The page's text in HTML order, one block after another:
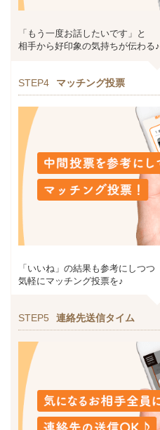
「もう一度お話したいです」と
相手から好印象の気持ちが伝わる♪
STEP4 マッチング投票
「いいね」の結果も参考にしつつ
気軽にマッチング投票を♪
STEP5 連絡先送信タイム